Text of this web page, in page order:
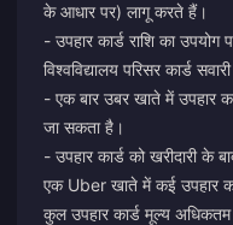
के आधार पर) लागू करते हैं।
- उपहार कार्ड राशि का उपयोग
विश्वविद्यालय परिसर कार्ड
- एक बार उबर खाते में उपहार
जा सकता है।
- उपहार कार्ड को खरीदारी के
एक Uber खाते में कई उपहार
कुल उपहार कार्ड मूल्य